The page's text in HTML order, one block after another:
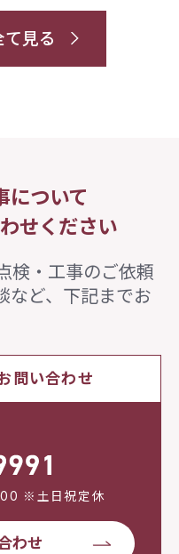
て見る
について
せください
検・工事のご依頼
など、下記までお
問い合わせ
※土日祝定休
わせ